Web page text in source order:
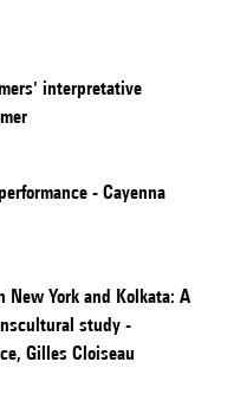
interpretative
- Cayenna
New York and Kolkata: A
study -
Gilles Cloiseau